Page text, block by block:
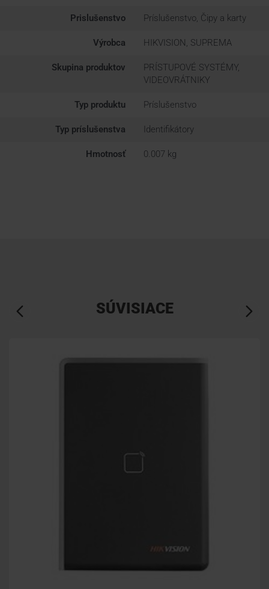
Prislušenstvo Príslušenstvo, Čipy a karty
Výrobca HIKVISION, SUPREMA
Skupina produktov
PRÍSTUPOVÉ SYSTÉMY,
VIDEOVRÁTNIKY
Typ produktu Príslušenstvo
Typ príslušenstva Identifikátory
Hmotnosť 0.007 kg
SÚVISIACE